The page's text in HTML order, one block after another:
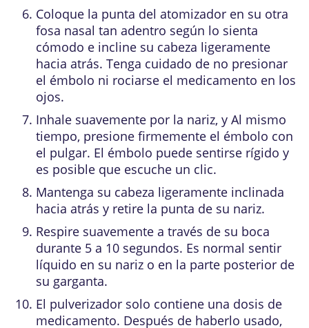
Coloque la punta del atomizador en su otra
fosa nasal tan adentro según lo sienta
cómodo e incline su cabeza ligeramente
hacia atrás. Tenga cuidado de no presionar
el émbolo ni rociarse el medicamento en los
ojos.
Inhale suavemente por la nariz, y Al mismo
tiempo, presione firmemente el émbolo con
el pulgar. El émbolo puede sentirse rígido y
es posible que escuche un clic.
Mantenga su cabeza ligeramente inclinada
hacia atrás y retire la punta de su nariz.
Respire suavemente a través de su boca
durante 5 a 10 segundos. Es normal sentir
líquido en su nariz o en la parte posterior de
su garganta.
El pulverizador solo contiene una dosis de
medicamento. Después de haberlo usado,